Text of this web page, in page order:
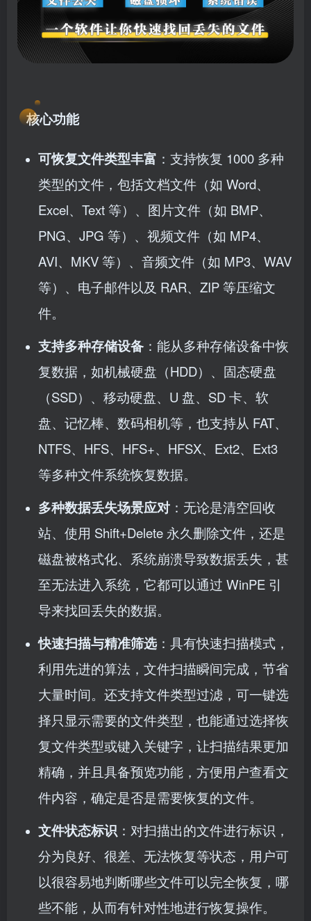
核心功能
可恢复文件类型丰富 ：支持恢复 1000 多种
类型的文件，包括文档文件（如 Word、
Excel、Text 等）、图片文件（如 BMP、
PNG、JPG 等）、视频文件（如 MP4、
AVI、MKV 等）、音频文件（如 MP3、WAV
等）、电子邮件以及 RAR、ZIP 等压缩文
件。
支持多种存储设备 ：能从多种存储设备中恢
复数据，如机械硬盘（HDD）、固态硬盘
（SSD）、移动硬盘、U 盘、SD 卡、软
盘、记忆棒、数码相机等，也支持从 FAT、
NTFS、HFS、HFS+、HFSX、Ext2、Ext3
等多种文件系统恢复数据。
多种数据丢失场景应对 ：无论是清空回收
站、使用 Shift+Delete 永久删除文件，还是
磁盘被格式化、系统崩溃导致数据丢失，甚
至无法进入系统，它都可以通过 WinPE 引
导来找回丢失的数据。
快速扫描与精准筛选：具有快速扫描模式，
利用先进的算法，文件扫描瞬间完成，节省
大量时间。还支持文件类型过滤，可一键选
择只显示需要的文件类型，也能通过选择恢
复文件类型或键入关键字，让扫描结果更加
精确，并且具备预览功能，方便用户查看文
件内容，确定是否是需要恢复的文件。
文件状态标识 ：对扫描出的文件进行标识，
分为良好、很差、无法恢复等状态，用户可
以很容易地判断哪些文件可以完全恢复，哪
些不能，从而有针对性地进行恢复操作。